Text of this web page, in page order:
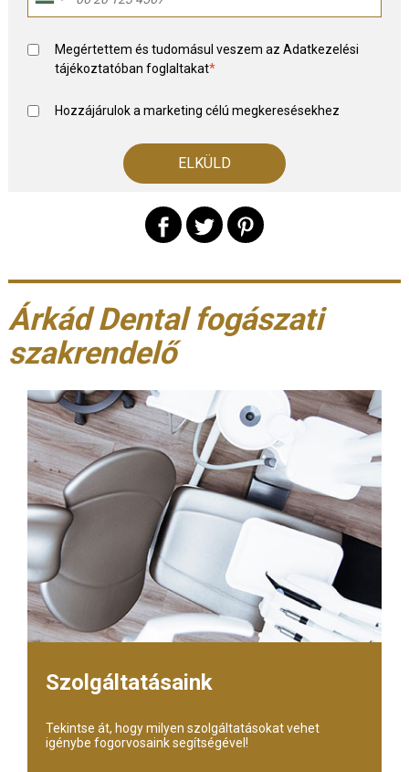
Megértettem és tudomásul veszem azAdatkezelési
tájékoztatóban foglaltakat*
Hozzájárulok a marketing célú megkeresésekhez
Árkád Dental fogászati
szakrendelő
Szolgáltatásaink
Tekintse át, hogy milyen szolgáltatásokat vehet
igénybe fogorvosaink segítségével!